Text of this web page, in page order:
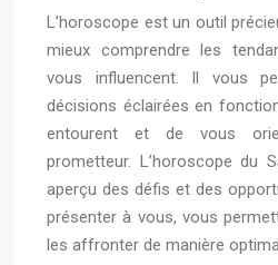
L’horoscope est un outil
mieux comprendre les
vous influencent. Il vous
décisions éclairées en
entourent et de vous
prometteur. L’horoscope du
aperçu des défis et des
présenter à vous, vous
les affronter de manière